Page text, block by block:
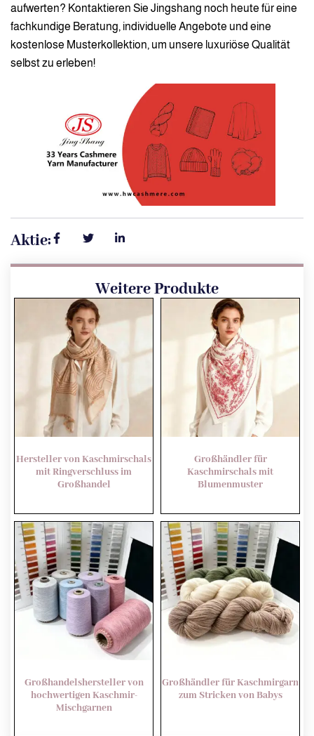
aufwerten? Kontaktieren Sie Jingshang noch heute für eine
fachkundige Beratung, individuelle Angebote und eine
kostenlose Musterkollektion, um unsere luxuriöse Qualität
selbst zu erleben!
Aktie:
Weitere Produkte
Hersteller von Kaschmirschals
mit Ringverschluss im
Großhandel
Großhändler für
Kaschmirschals mit
Blumenmuster
Großhandelshersteller von
hochwertigen Kaschmir-
Mischgarnen
Großhändler für Kaschmirgarn
zum Stricken von Babys